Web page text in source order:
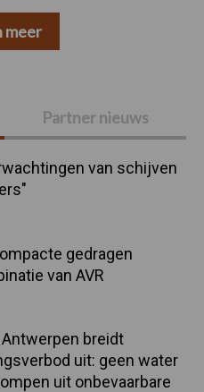
Partner nieuws
van schijven
gedragen
van AVR
breidt
uit: geen water
uit onbevaarbare
meer